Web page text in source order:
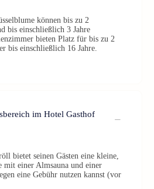
können bis zu 2
bis einschließlich 3 Jahre
bieten Platz für bis zu 2
bis einschließlich 16 Jahre.
im Hotel Gasthof
bietet seinen Gästen eine kleine,
mit einer Almsauna und einer
eine Gebühr nutzen kannst (vor